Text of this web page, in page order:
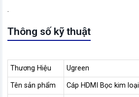
.
Thông số kỹ thuật
Thương Hiệu Ugreen
Tên sản phẩm Cáp HDMI Bọc kim loại